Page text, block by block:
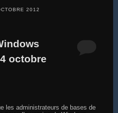
2012
octobre
les administrateurs de bases de